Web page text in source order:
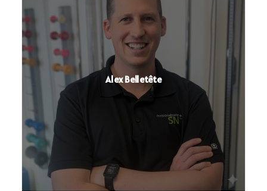
Alex Belletête